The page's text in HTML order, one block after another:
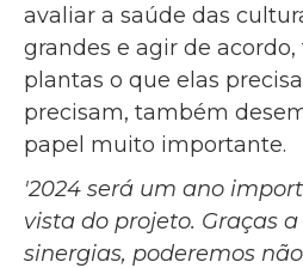
avaliar a saúde das
grandes e agir de
plantas o que elas
precisam, também
papel muito importante.
'2024 será um ano
vista do projeto. Graças
sinergias, poderemos